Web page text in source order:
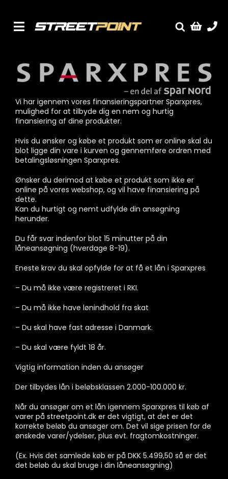
content
Toggle
Service
Streetcars
Sænkning
Tuning
Ventilrens
Værksted
Vi har igennem vores finansieringspartner Sparxpres,
mulighed for at tilbyde dig en nem og hurtig
finansiering af dine produkter.
Hvis du ønsker og købe et produkt som er online skal du
blot ligge din vare i kurven og gennemføre ordren med
betalingsløsningen Sparxpres.
Ønsker du derimod at købe et produkt som ikke er
online på vores webshop, og vil have finansiering på
dette.
Kan du hurtigt og nemt udfylde din ansøgning
herunder.
Du får svar indenfor blot 15 minutter på din
låneansøgning (hverdage 8-19).
Eneste krav du skal opfylde for at få et lån i Sparxpres
– Du må ikke være registreret i RKI.
– Du må ikke have lønindhold fra skat
– Du skal have fast adresse i Danmark.
– Du skal være fyldt 18 år.
Vigtig information inden du ansøger
Der tilbydes lån i beløbsklassen 2.000-100.000 kr.
Når du ansøger om et lån igennem Sparxpres til køb af
varer på streetpoint.dk er det vigtigt, at det er det
korrekte beløb du ansøger om. Det vil sige prisen for de
ønskede varer/ydelser, plus evt. fragtomkostninger.
(Ex. Hvis det samlede køb er på DKK 5.499,50 så er det
det beløb du skal bruge i din låneansøgning)